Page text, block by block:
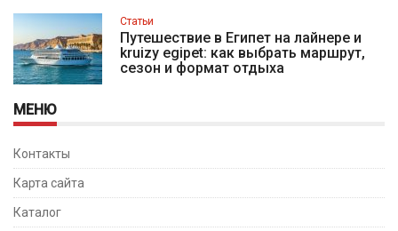
Статьи
Путешествие в Египет на лайнере и
kruizy egipet: как выбрать маршрут,
сезон и формат отдыха
МЕНЮ
Контакты
Карта сайта
Каталог